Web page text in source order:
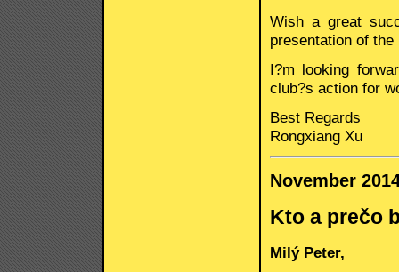
Wish a great
presentation of
I?m looking
club?s action for
Best Regards
Rongxiang Xu
November
Kto a prečo
Milý Peter,